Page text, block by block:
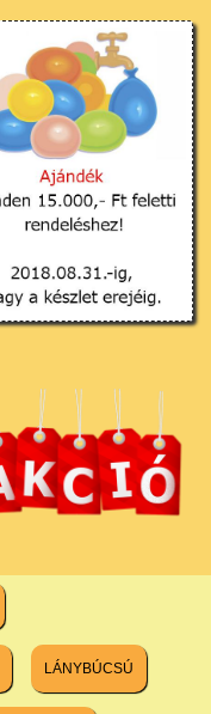
LÁNYBÚCSÚ